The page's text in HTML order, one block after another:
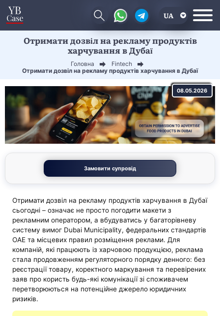
UA
EN
Отримати дозвіл на рекламу продуктів
харчування в Дубаї
Головна
Fintech
Отримати дозвіл на рекламу продуктів харчування в Дубаї
08.05.2026
Замовити супровід
Отримати дозвіл на рекламу продуктів харчування в Дубаї
сьогодні – означає не просто погодити макети з
рекламним оператором, а вбудуватись у багаторівневу
систему вимог Dubai Municipality, федеральних стандартів
ОАЕ та місцевих правил розміщення реклами. Для
компаній, які працюють із харчовою продукцією, реклама
стала продовженням регуляторного порядку денного: без
реєстрації товару, коректного маркування та перевірених
заяв про користь будь-які комунікації зі споживачем
перетворюються на потенційне джерело юридичних
ризиків.